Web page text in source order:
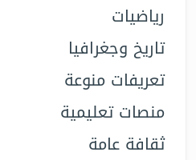
رياضيات
تاريخ وجغرافيا
تعريفات منوعة
منصات تعليمية
ثقافة عامة